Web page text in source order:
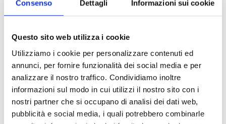
Consenso Dettagli Informazioni sui cookie
Questo sito web utilizza i cookie
Utilizziamo i cookie per personalizzare contenuti ed
annunci, per fornire funzionalità dei social media e per
analizzare il nostro traffico. Condividiamo inoltre
informazioni sul modo in cui utilizzi il nostro sito con i
nostri partner che si occupano di analisi dei dati web,
pubblicità e social media, i quali potrebbero combinarle
abbassate la fiamma, coprire con il coperchio e
cuocete per una ventina di minuti.
Nel frattempo tagliate tutte le verdure a
pezzettini e cuocetele in una pentola con un
cucchiaio di olio, poca acqua e sale a piacere.
Portate a cottura aggiungendo acqua al
bisogno.
Quando anche le verdure saranno cotte,
aggiungetele al miglio, insieme allapassata
classica Pomì, e mescolate in modo da
amalgamare bene il tutto.